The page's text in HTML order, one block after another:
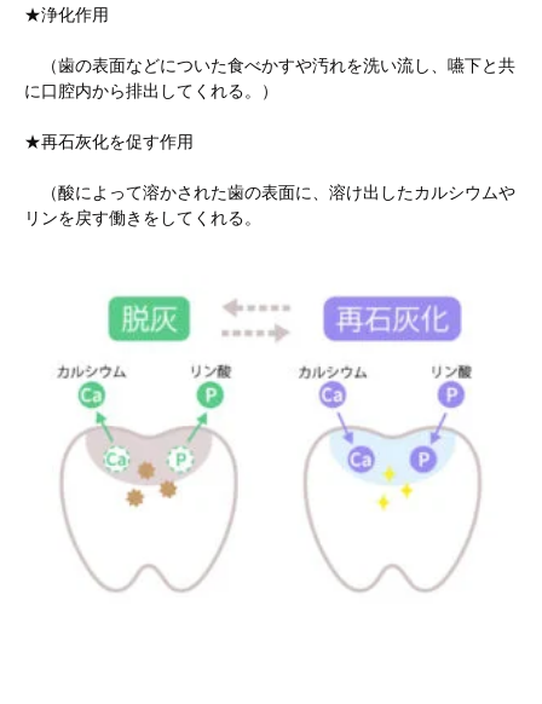
★浄化作用
（歯の表面などについた食べかすや汚れを洗い流し、嚥下と共
に口腔内から排出してくれる。）
★再石灰化を促す作用
（酸によって溶かされた歯の表面に、溶け出したカルシウムや
リンを戻す働きをしてくれる。